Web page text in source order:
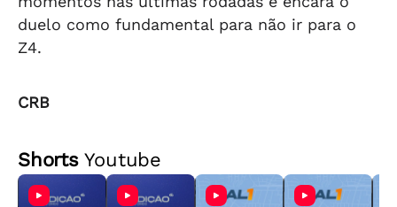
duelo como fundamental para não ir para o
Z4.
CRB
ShortsYoutube